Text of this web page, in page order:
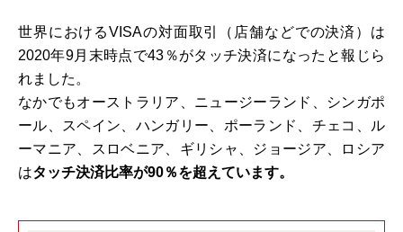
世界におけるVISAの対面取引（店舗などでの決済）は
2020年9月末時点で43％がタッチ決済になったと報じら
れました。
なかでもオーストラリア、ニュージーランド、シンガポ
ール、スペイン、ハンガリー、ポーランド、チェコ、ル
ーマニア、スロベニア、ギリシャ、ジョージア、ロシア
はタッチ決済比率が90％を超えています。